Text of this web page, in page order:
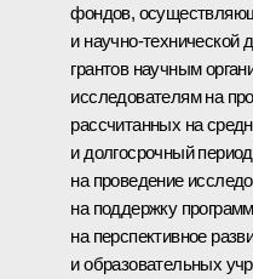
фондов,
и научно-технической
грантов научным
исследователям на
рассчитанных на
и долгосрочный
на проведение
на поддержку
на перспективное
и образовательных